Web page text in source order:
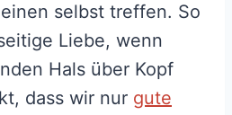
selbst treffen. So
Liebe, wenn
Hals über Kopf
dass wir nur gute